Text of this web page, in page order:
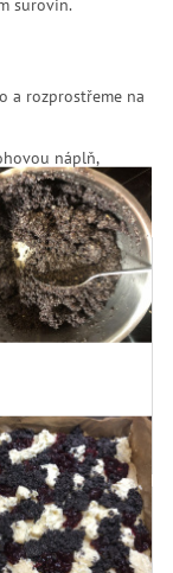
a rozprostřeme na
náplň,
posypeme